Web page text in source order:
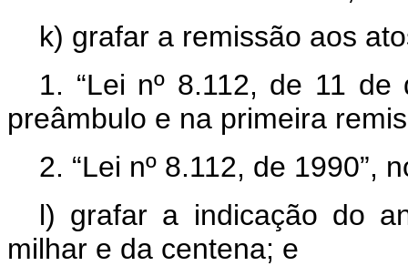
k) grafar a remissão aos
1. “Lei nº 8.112, de 11
preâmbulo e na primeira
2. “Lei nº 8.112, de 1990”,
l) grafar a indicação do
milhar e da centena; e